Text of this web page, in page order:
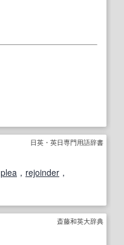
日英・英日専門用語辞書
plea ， rejoinder ，
斎藤和英大辞典